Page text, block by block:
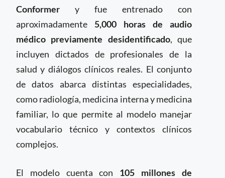
Conformer y fue entrenado con
aproximadamente 5,000 horas de audio
médico previamente desidentificado, que
incluyen dictados de profesionales de la
salud y diálogos clínicos reales. El conjunto
de datos abarca distintas especialidades,
como radiología, medicina interna y medicina
familiar, lo que permite al modelo manejar
vocabulario técnico y contextos clínicos
complejos.
El modelo cuenta con 105 millones de